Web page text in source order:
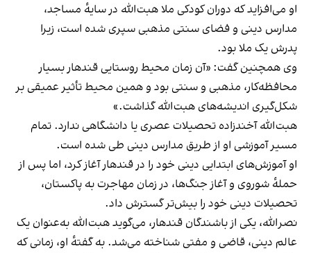
او می‌افزاید که دوران کودکی ملا هبت‌الله در سایهٔ مساجد،
مدارس دینی و فضای سنتی مذهبی سپری شده است، زیرا
پدرش یک ملا بود.
وی همچنین گفت: «آن زمان محیط روستایی قندهار بسیار
محافظه‌کار، مذهبی و سنتی بود و همین محیط تأثیر عمیقی بر
شکل‌گیری اندیشه‌های هبت‌الله گذاشت.»
هبت‌الله آخندزاده تحصیلات عصری یا دانشگاهی ندارد. تمام
مسیر آموزشی او از طریق مدارس دینی طی شده است.
او آموزش‌های ابتدایی دینی خود را در قندهار آغاز کرد، اما پس از
حملهٔ شوروی و آغاز جنگ‌ها، در زمان مهاجرت به پاکستان،
تحصیلات دینی خود را بیش‌تر گسترش داد.
نصرالله، یکی از باشندگان قندهار، می‌گوید هبت‌الله به‌عنوان یک
عالم دینی، قاضی و مفتی شناخته می‌شد. به گفتهٔ او، زمانی که